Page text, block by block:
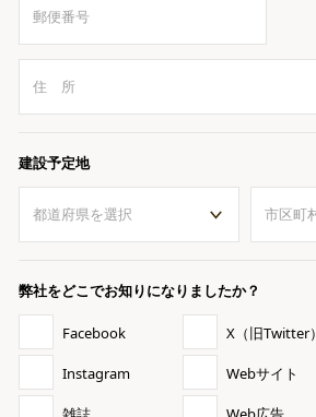
建設予定地
弊社をどこでお知りになりましたか？
Facebook X（旧Twitter）
Instagram Webサイト